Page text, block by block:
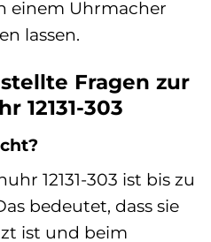
einem Uhrmacher
lassen.
Fragen zur
12131-303
12131-303 ist bis zu
bedeutet, dass sie
ist und beim